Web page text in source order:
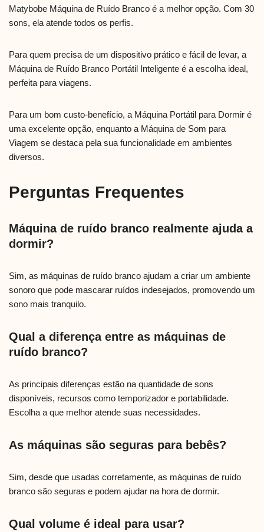
Matybobe Máquina de Ruído Branco é a melhor opção. Com 30
sons, ela atende todos os perfis.
Para quem precisa de um dispositivo prático e fácil de levar, a
Máquina de Ruído Branco Portátil Inteligente é a escolha ideal,
perfeita para viagens.
Para um bom custo-benefício, a Máquina Portátil para Dormir é
uma excelente opção, enquanto a Máquina de Som para
Viagem se destaca pela sua funcionalidade em ambientes
diversos.
Perguntas Frequentes
Máquina de ruído branco realmente ajuda a
dormir?
Sim, as máquinas de ruído branco ajudam a criar um ambiente
sonoro que pode mascarar ruídos indesejados, promovendo um
sono mais tranquilo.
Qual a diferença entre as máquinas de
ruído branco?
As principais diferenças estão na quantidade de sons
disponíveis, recursos como temporizador e portabilidade.
Escolha a que melhor atende suas necessidades.
As máquinas são seguras para bebês?
Sim, desde que usadas corretamente, as máquinas de ruído
branco são seguras e podem ajudar na hora de dormir.
Qual volume é ideal para usar?